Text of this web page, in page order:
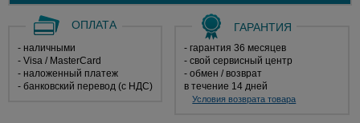
ОПЛАТА
- наличными
- Visa / MasterCard
- наложенный платеж
- банковский перевод (с НДС)
ГАРАНТИЯ
- гарантия 36 месяцев
- свой сервисный центр
- обмен / возврат
в течение 14 дней
Условия возврата товара